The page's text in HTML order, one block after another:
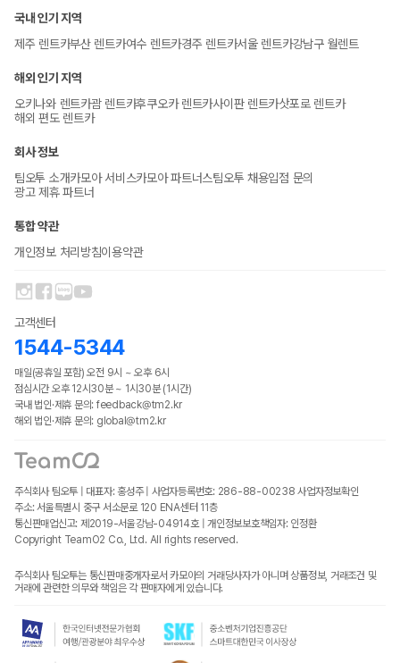
국내 인기 지역
제주 렌트카부산 렌트카여수 렌트카경주 렌트카서울 렌트카강남구 월렌트
해외 인기 지역
오키나와 렌트카괌 렌트카후쿠오카 렌트카사이판 렌트카삿포로 렌트카
해외 편도 렌트카
회사 정보
팀오투 소개카모아 서비스카모아 파트너스팀오투 채용입점 문의
광고 제휴 파트너
통합 약관
개인정보 처리방침이용약관
고객센터
1544-5344
매일(공휴일 포함) 오전 9시 ~ 오후 6시
점심시간 오후 12시30분 ~ 1시30분 (1시간)
국내 법인·제휴 문의: feedback@tm2.kr
해외 법인·제휴 문의: global@tm2.kr
주식회사 팀오투 | 대표자: 홍성주 | 사업자등록번호: 286-88-00238 사업자정보확인
주소: 서울특별시 중구 서소문로 120 ENA센터 11층
통신판매업신고: 제2019-서울강남-04914호 | 개인정보보호책임자: 인정환
Copyright TeamO2 Co., Ltd. All rights reserved.
주식회사 팀오투는 통신판매중개자로서 카모아의 거래당사자가 아니며 상품정보, 거래조건 및
거래에 관련한 의무와 책임은 각 판매자에게 있습니다.